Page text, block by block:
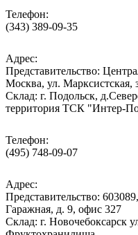
Телефон:
(343) 389-09-35
Адрес:
Представительство:
Москва, ул. Марксистская,
Cклад: г. Подольск,
территория ТСК "Интер-
Телефон:
(495) 748-09-07
Адрес:
Представительство:
Гаражная, д. 9, офис 327
Склад: г. Новочебоксарск